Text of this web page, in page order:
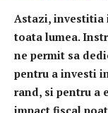
Astazi, investitia
toata lumea.
ne permit sa
pentru a investi
rand, si pentru a
impact fiscal